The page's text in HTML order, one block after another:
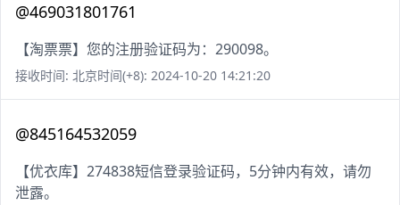
@469031801761
【淘票票】您的注册验证码为：290098。
接收时间: 北京时间(+8): 2024-10-20 14:21:20
@845164532059
【优衣库】274838短信登录验证码，5分钟内有效，请勿
泄露。